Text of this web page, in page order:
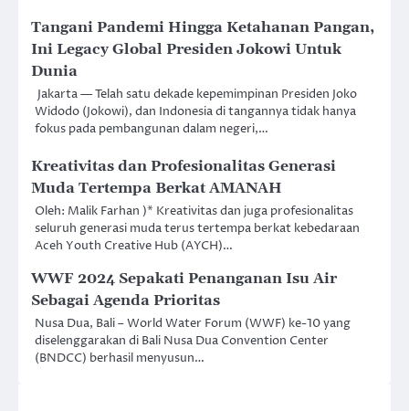
Tangani Pandemi Hingga Ketahanan Pangan,
Ini Legacy Global Presiden Jokowi Untuk
Dunia
Jakarta — Telah satu dekade kepemimpinan Presiden Joko
Widodo (Jokowi), dan Indonesia di tangannya tidak hanya
fokus pada pembangunan dalam negeri,…
Kreativitas dan Profesionalitas Generasi
Muda Tertempa Berkat AMANAH
Oleh: Malik Farhan )* Kreativitas dan juga profesionalitas
seluruh generasi muda terus tertempa berkat kebedaraan
Aceh Youth Creative Hub (AYCH)…
WWF 2024 Sepakati Penanganan Isu Air
Sebagai Agenda Prioritas
Nusa Dua, Bali – World Water Forum (WWF) ke-10 yang
diselenggarakan di Bali Nusa Dua Convention Center
(BNDCC) berhasil menyusun…